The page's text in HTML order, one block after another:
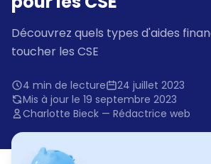
Découvrez quels types d'aides
toucher les CSE
4 min de lecture
24 juillet 2023
Mis à jour le 19 septembre 2023
Charlotte Bieck — Rédactrice web